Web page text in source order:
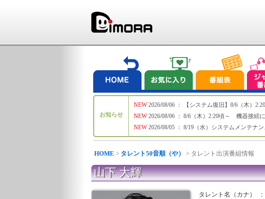
お知らせ
NEW
NEW
NEW
2026/08/06 ： 【システム復旧】8/6（木）
2026/08/06 ： 8/6（木）2:20頃～ 機器接続
2026/08/05 ： 8/19（水）システムメンテナン
HOME > タレント50音順（や） > タレント出演番組情報
山下 大輝
タレント名（カナ） ：